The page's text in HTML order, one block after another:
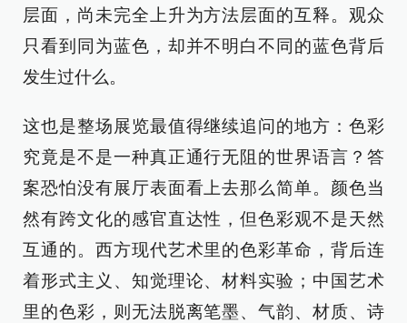
层面，尚未完全上升为方法层面的互释。观众
只看到同为蓝色，却并不明白不同的蓝色背后
发生过什么。
这也是整场展览最值得继续追问的地方：色彩
究竟是不是一种真正通行无阻的世界语言？答
案恐怕没有展厅表面看上去那么简单。颜色当
然有跨文化的感官直达性，但色彩观不是天然
互通的。西方现代艺术里的色彩革命，背后连
着形式主义、知觉理论、材料实验；中国艺术
里的色彩，则无法脱离笔墨、气韵、材质、诗